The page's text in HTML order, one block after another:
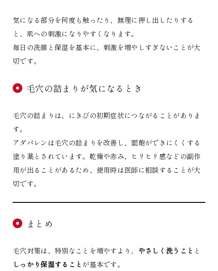
気になる部分を何度も触ったり、無理に押し出したりする
と、肌への刺激になりやすくなります。
毎日の洗顔と保湿を基本に、刺激を増やしすぎないことが大
切です。
毛穴の詰まりが気になるとき
毛穴の詰まりは、にきびの初期症状につながることがありま
す。
アダパレンは毛穴の詰まりを改善し、面皰ができにくくする
塗り薬とされています。乾燥や赤み、ヒリヒリ感などの副作
用が出ることがあるため、使用時は医師に相談することが大
切です。
まとめ
毛穴対策は、特別なことを増やすより、 やさしく洗うこと と
しっかり保湿すること が基本です。